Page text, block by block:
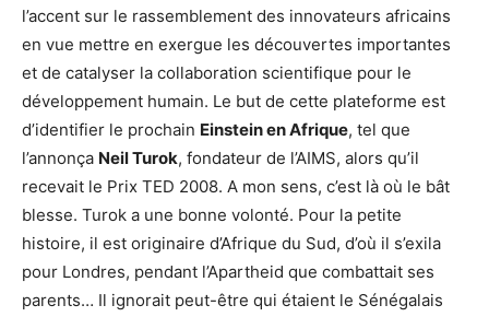
l’accent sur le rassemblement des innovateurs africains
en vue mettre en exergue les découvertes importantes
et de catalyser la collaboration scientifique pour le
développement humain. Le but de cette plateforme est
d’identifier le prochain Einstein en Afrique, tel que
l’annonça Neil Turok, fondateur de l’AIMS, alors qu’il
recevait le Prix TED 2008. A mon sens, c’est là où le bât
blesse. Turok a une bonne volonté. Pour la petite
histoire, il est originaire d’Afrique du Sud, d’où il s’exila
pour Londres, pendant l’Apartheid que combattait ses
parents… Il ignorait peut-être qui étaient le Sénégalais